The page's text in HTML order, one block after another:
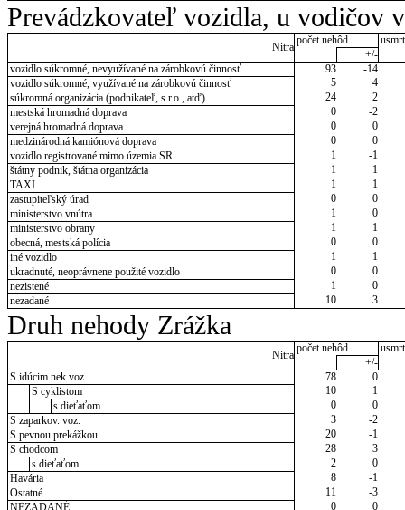
Prevádzkovateľ vozidla, u vodičov
Nitra
počet nehôd
+/-
vozidlo súkromné, nevyužívané na zárobkovú činnosť
93
-14
vozidlo súkromné, využívané na zárobkovú činnosť
5
4
súkromná organizácia (podnikateľ, s.r.o., atď)
24
2
mestská hromadná doprava
0
-2
verejná hromadná doprava
0
0
medzinárodná kamiónová doprava
0
0
vozidlo registrované mimo územia SR
1
-1
štátny podnik, štátna organizácia
1
1
TAXI
1
1
zastupiteľský úrad
0
0
ministerstvo vnútra
1
0
ministerstvo obrany
1
1
obecná, mestská polícia
0
0
iné vozidlo
1
1
ukradnuté, neoprávnene použité vozidlo
0
0
nezistené
1
0
nezadané
10 3
Druh nehody Zrážka
Nitra
počet nehôd
+/-
S idúcim nek.voz.
78
0
S cyklistom
10
1
s dieťaťom
0
0
S zaparkov. voz.
3
-2
S pevnou prekážkou
20
-1
S chodcom
28
3
s dieťaťom
2
0
Havária
8
-1
Ostatné
11
-3
0 0